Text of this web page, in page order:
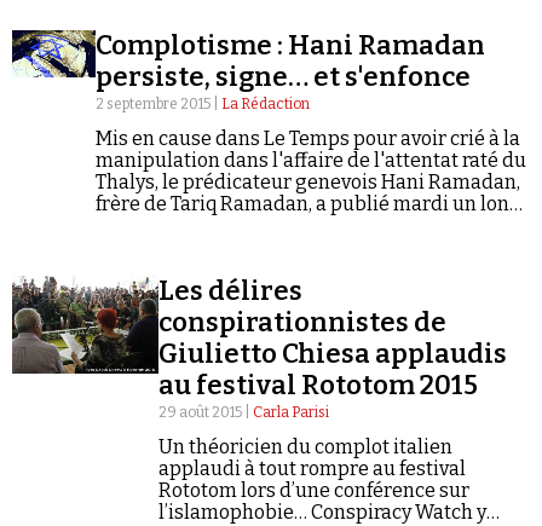
Complotisme : Hani Ramadan
persiste, signe… et s'enfonce
2 septembre 2015 | La Rédaction
Mis en cause dans Le Temps pour avoir crié à la
manipulation dans l'affaire de l'attentat raté du
Thalys, le prédicateur genevois Hani Ramadan,
frère de Tariq Ramadan, a publié mardi un long
Les délires
conspirationnistes de
Giulietto Chiesa applaudis
au festival Rototom 2015
29 août 2015 | Carla Parisi
Un théoricien du complot italien
applaudi à tout rompre au festival
Rototom lors d’une conférence sur
l’islamophobie… Conspiracy Watch y